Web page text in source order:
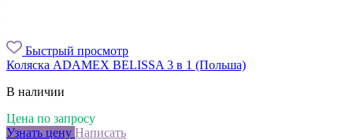
Быстрый просмотр
Коляска ADAMEX BELISSA 3 в 1 (Польша)
В наличии
Цена по запросу
Узнать цену Написать